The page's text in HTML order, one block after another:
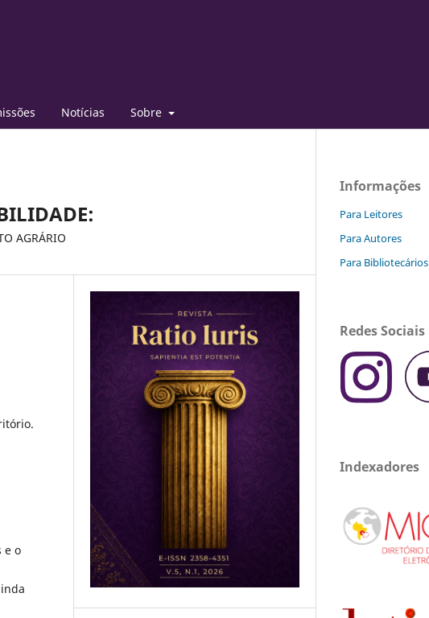
Notícias Sobre
AGRÁRIO
e o
Informações
Para Leitores
Para Autores
Para Bibliotecários
Redes Sociais
Indexadores